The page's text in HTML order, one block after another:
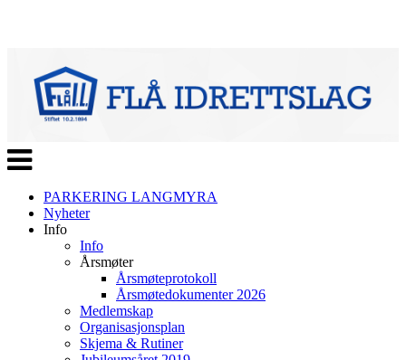
Veksle
navigasjon
PARKERING LANGMYRA
Nyheter
Info
Info
Årsmøter
Årsmøteprotokoll
Årsmøtedokumenter 2026
Medlemskap
Organisasjonsplan
Skjema & Rutiner